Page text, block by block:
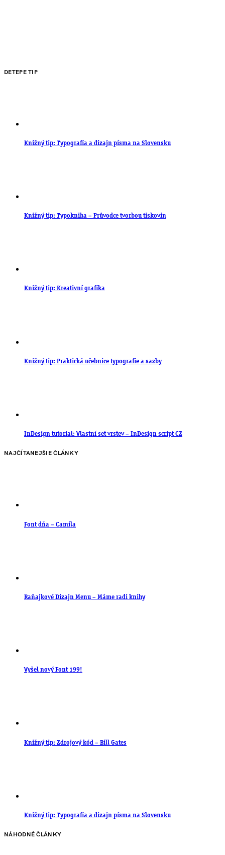
DETEPE TIP
Knižný tip: Typografia a dizajn písma na Slovensku
Knižný tip: Typokniha – Průvodce tvorbou tiskovin
Knižný tip: Kreativní grafika
Knižný tip: Praktická učebnice typografie a sazby
InDesign tutorial: Vlastní set vrstev – InDesign script CZ
NAJČÍTANEJŠIE ČLÁNKY
Font dňa – Camila
Raňajkové Dizajn Menu – Máme radi knihy
Vyšel nový Font 199!
Knižný tip: Zdrojový kód – Bill Gates
Knižný tip: Typografia a dizajn písma na Slovensku
NÁHODNÉ ČLÁNKY